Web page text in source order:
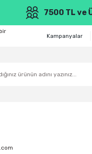
7500 TL ve
Kampanyalar